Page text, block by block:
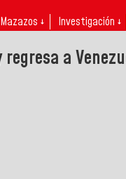
Mazazos ↓ Investigación ↓
regresa a